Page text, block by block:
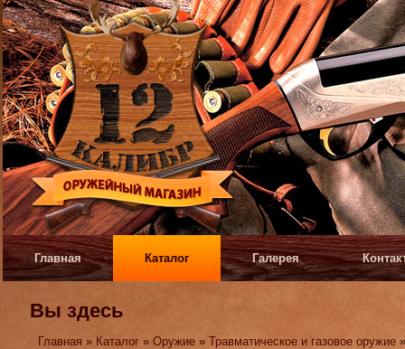
Главная Каталог Галерея
Вы здесь
Главная » Каталог »Оружие »Травматическое и газовое оружие